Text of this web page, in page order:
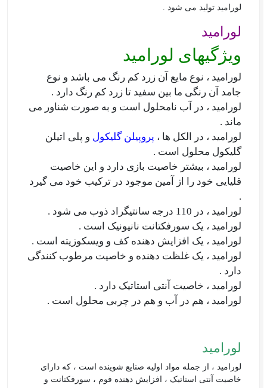
لورامید تولید می شود .
لورامید
ویژگیهای لورامید
لورامید ، نوع مایع آن زرد کم رنگ می باشد و نوع
جامد آن رنگی ما بین سفید تا زرد کم رنگ دارد .
لورامید ، در آب نامحلول است و به صورت شناور می
ماند .
لورامید ، در الکل ها ، پروپیلن گلیکول و پلی اتیلن
گلیکول محلول است .
لورامید ، بیشتر خاصیت بازی دارد و این خاصیت
قلیایی خود را از آمین موجود در ترکیب خود می گیرد
.
لورامید ، در 110 درجه سانتیگراد ذوب می شود .
لورامید ، یک سورفکتانت نانیونیک است .
لورامید ، یک افزایش دهنده کف و ویسکوزیته است .
لورامید ، یک غلظت دهنده و خاصیت مرطوب کنندگی
دارد .
لورامید ، خاصیت آنتی استاتیک دارد .
لورامید ، هم در آب و هم در چربی محلول است .
لورامید
لورامید ، از جمله مواد اولیه صنایع شوینده است ، که دارای
خاصیت آنتی استاتیک ، افزایش دهنده فوم ، سورفکتانت و